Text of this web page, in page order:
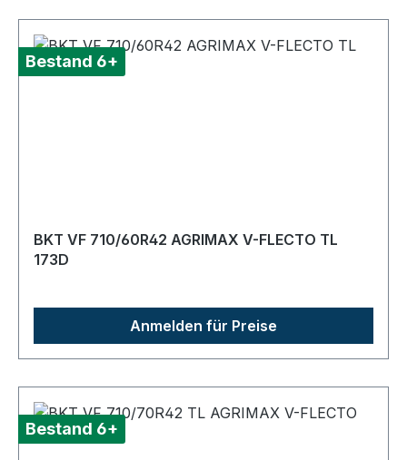
Bestand 6+
BKT VF 710/60R42 AGRIMAX V-FLECTO TL
173D
Anmelden für Preise
Bestand 6+